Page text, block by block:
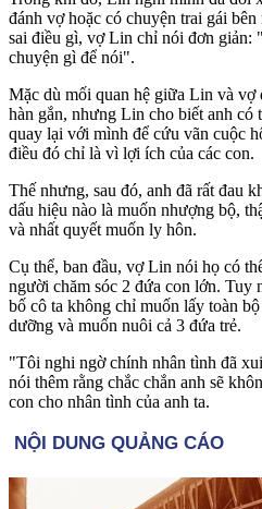
đánh vợ hoặc có chuyện trai gái
sai điều gì, vợ Lin chỉ nói đơn giản:
chuyện gì để nói".
Mặc dù mối quan hệ giữa Lin và vợ
hàn gắn, nhưng Lin cho biết anh có
quay lại với mình để cứu vãn cuộc
điều đó chỉ là vì lợi ích của các con.
Thế nhưng, sau đó, anh đã rất đau
dấu hiệu nào là muốn nhượng bộ,
và nhất quyết muốn ly hôn.
Cụ thể, ban đầu, vợ Lin nói họ có
người chăm sóc 2 đứa con lớn. Tuy
bố cô ta không chỉ muốn lấy toàn
dưỡng và muốn nuôi cả 3 đứa trẻ.
"Tôi nghi ngờ chính nhân tình đã
nói thêm rằng chắc chắn anh sẽ
con cho nhân tình của anh ta.